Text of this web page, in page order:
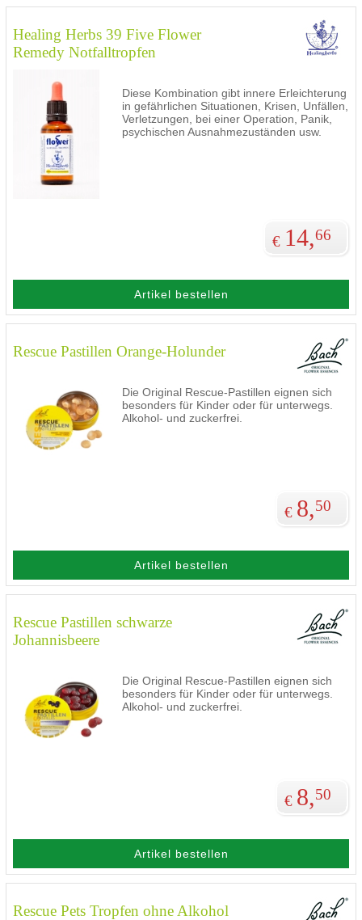
Healing Herbs 39 Five Flower
Remedy Notfalltropfen
Diese Kombination gibt innere Erleichterung
in gefährlichen Situationen, Krisen, Unfällen,
Verletzungen, bei einer Operation, Panik,
psychischen Ausnahmezuständen usw.
€ 14,66
Artikel bestellen
Rescue Pastillen Orange-Holunder
Die Original Rescue-Pastillen eignen sich
besonders für Kinder oder für unterwegs.
Alkohol- und zuckerfrei.
€ 8,50
Artikel bestellen
Rescue Pastillen schwarze
Johannisbeere
Die Original Rescue-Pastillen eignen sich
besonders für Kinder oder für unterwegs.
Alkohol- und zuckerfrei.
€ 8,50
Artikel bestellen
Rescue Pets Tropfen ohne Alkohol